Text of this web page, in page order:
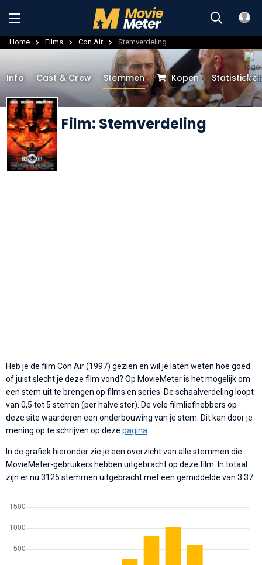
Home Films Con Air Stemverdeling
Film: Stemverdeling
Info Cast & Crew Stemmen Kopen
Heb je de film Con Air (1997) gezien en wil je laten weten hoe goed
of juist slecht je deze film vond? Op MovieMeter is het mogelijk om
een stem uit te brengen op films en series. De schaalverdeling loopt
van 0,5 tot 5 sterren (per halve ster). De vele filmliefhebbers op
deze site waarderen een onderbouwing van je stem. Dit kan door je
mening op te schrijven op deze pagina
In de grafiek hieronder zie je een overzicht van alle stemmen die
MovieMeter-gebruikers hebben uitgebracht op deze film. In totaal
zijn er nu 3125 stemmen uitgebracht met een gemiddelde van 3.37.